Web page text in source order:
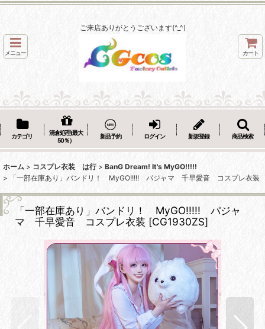
ご来店ありがとうございます(^_^)
メニュー カート
カテゴリ
清倉処理(最大
50％）
新品予約 ログイン 新規登録 商品検索
ホーム > コスプレ衣装 は行 > BanG Dream! It's MyGO!!!!!
>
「一部在庫あり」バンドリ！ MyGO!!!!! パジャマ 千早愛音 コスプレ衣装
「一部在庫あり」バンドリ！ MyGO!!!!! パジャ
マ 千早愛音 コスプレ衣装 [CG1930ZS]